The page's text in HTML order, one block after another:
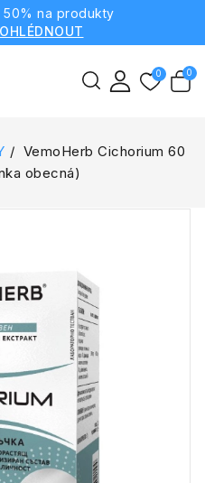
na produkty
VemoHerb Cichorium 60
obecná)